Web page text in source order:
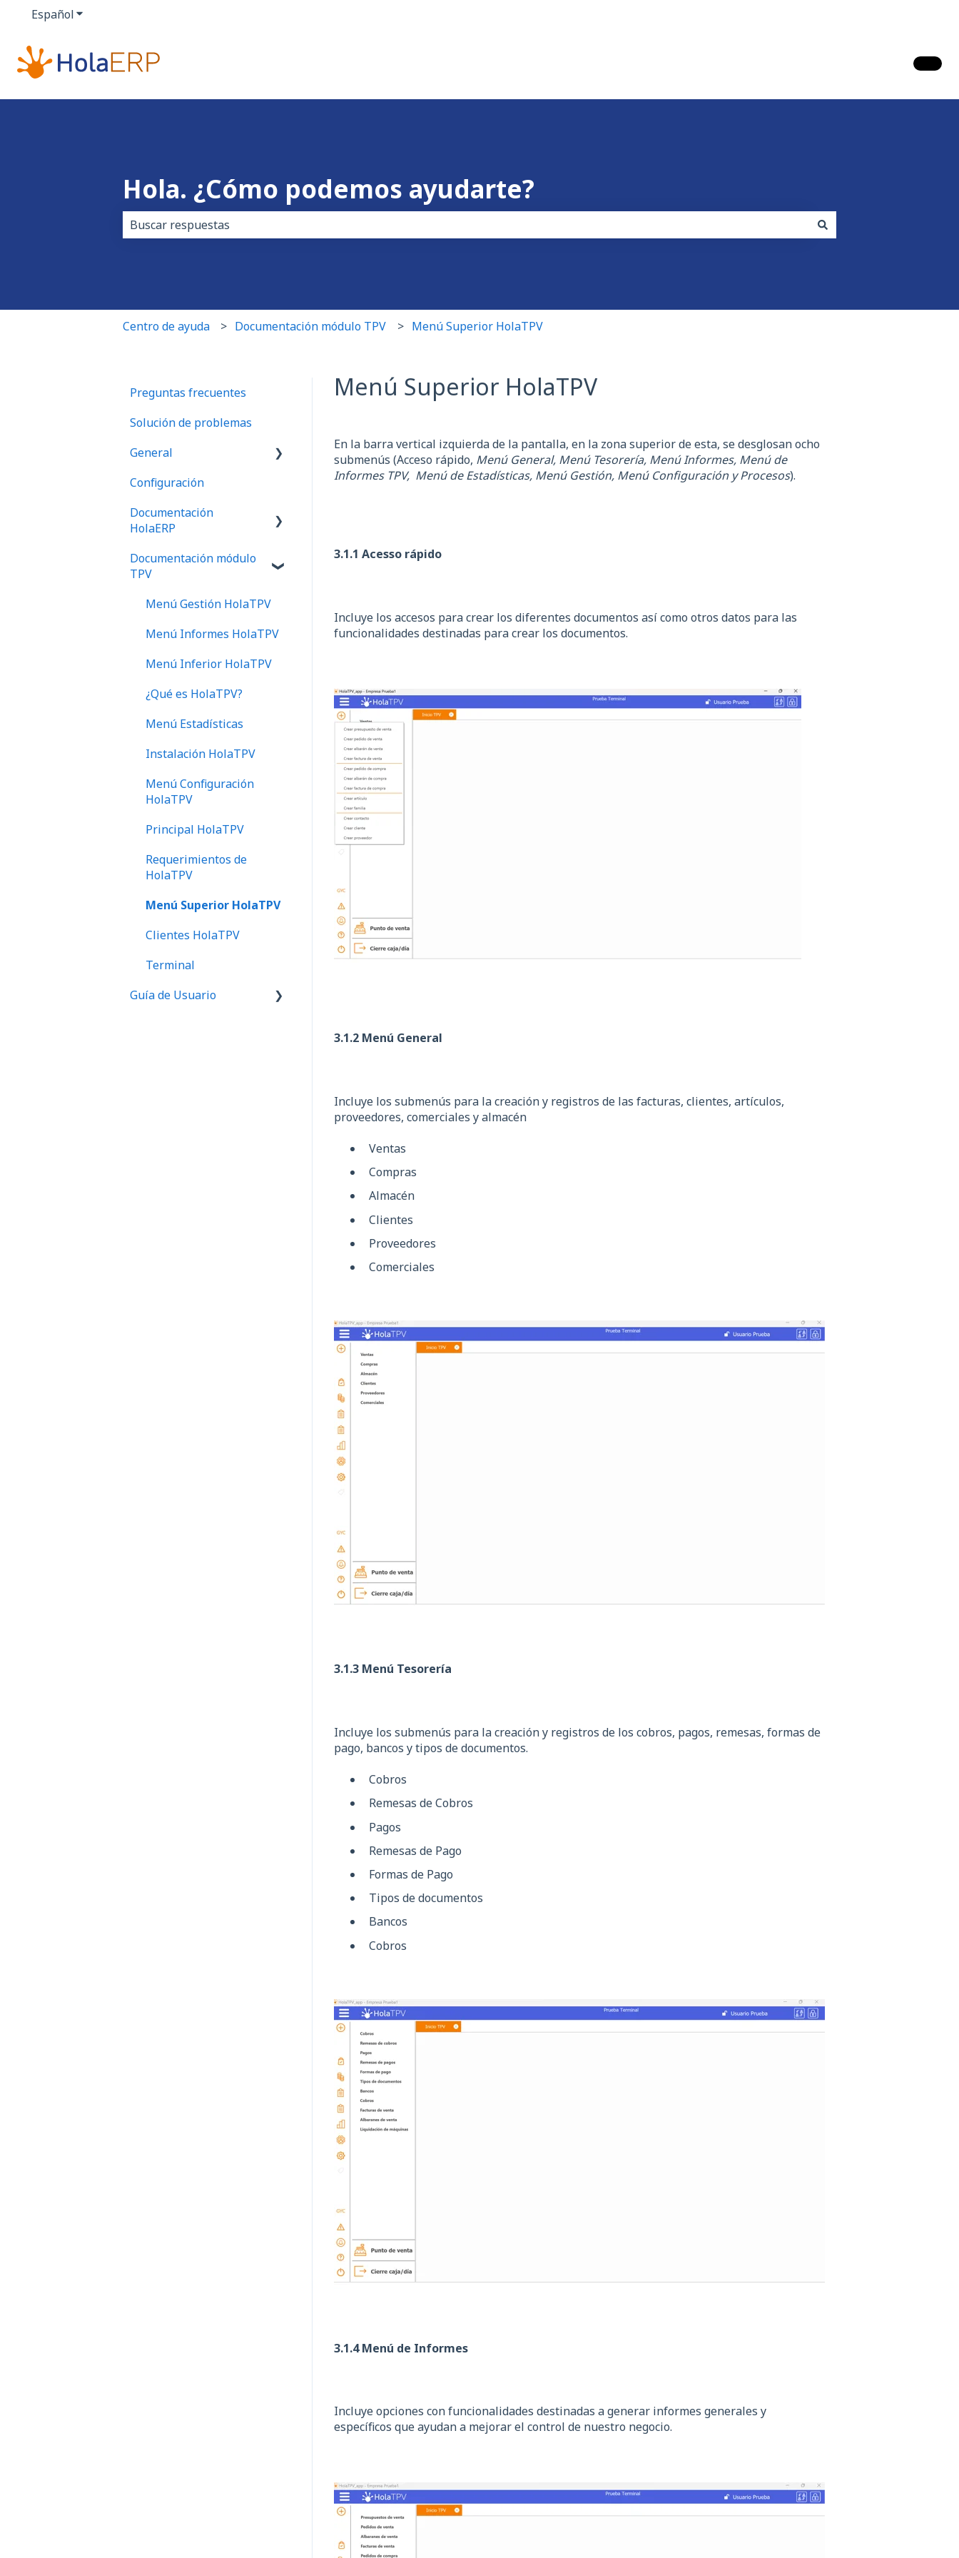
EspañolTraducciones de Mostrar submenú de
Hola. ¿Cómo podemos ayudarte?
Centro de ayuda Documentación módulo TPV Menú Superior HolaTPV
Menú Superior HolaTPV
En la barra vertical izquierda de la pantalla, en la zona superior de esta, se desglosan ocho
submenús (Acceso rápido, Menú General, Menú Tesorería, Menú Informes, Menú de
Informes TPV, Menú de Estadísticas, Menú Gestión, Menú Configuración y Procesos).
3.1.1 Acesso rápido
Incluye los accesos para crear los diferentes documentos así como otros datos para las
funcionalidades destinadas para crear los documentos.
3.1.2 Menú General
Incluye los submenús para la creación y registros de las facturas, clientes, artículos,
proveedores, comerciales y almacén
Ventas
Compras
Almacén
Clientes
Proveedores
Comerciales
3.1.3 Menú Tesorería
Incluye los submenús para la creación y registros de los cobros, pagos, remesas, formas de
pago, bancos y tipos de documentos.
Cobros
Remesas de Cobros
Pagos
Remesas de Pago
Formas de Pago
Tipos de documentos
Bancos
Cobros
3.1.4 Menú de Informes
Incluye opciones con funcionalidades destinadas a generar informes generales y
específicos que ayudan a mejorar el control de nuestro negocio.
Preguntas frecuentes
Solución de problemas
General
Preguntas frecuentes
Configuración
Documentación
HolaERP
Gestión
Requerimientos de
Comerciales
Estadísticas
Proveedores
¿Qué es HolaERP?
Documentación módulo
TPV
Menú Gestión HolaTPV
Menú Informes HolaTPV
Menú Inferior HolaTPV
¿Qué es HolaTPV?
Menú Estadísticas
Instalación HolaTPV
Menú Configuración
HolaTPV
Principal HolaTPV
Requerimientos de
HolaTPV
Menú Superior HolaTPV
Clientes HolaTPV
Terminal
Guía de Usuario